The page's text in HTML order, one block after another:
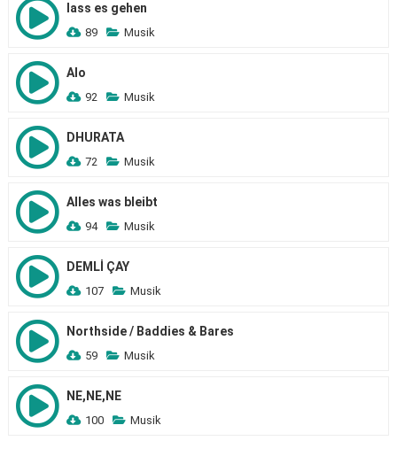
lass es gehen
89 Musik
Alo
92 Musik
DHURATA
72 Musik
Alles was bleibt
94 Musik
DEMLİ ÇAY
107 Musik
Northside / Baddies & Bares
59 Musik
NE,NE,NE
100 Musik